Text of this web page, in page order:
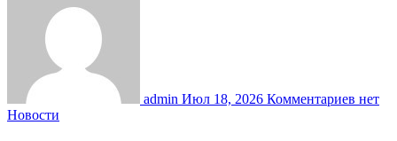
admin Июл 18, 2026 Комментариев нет
Новости